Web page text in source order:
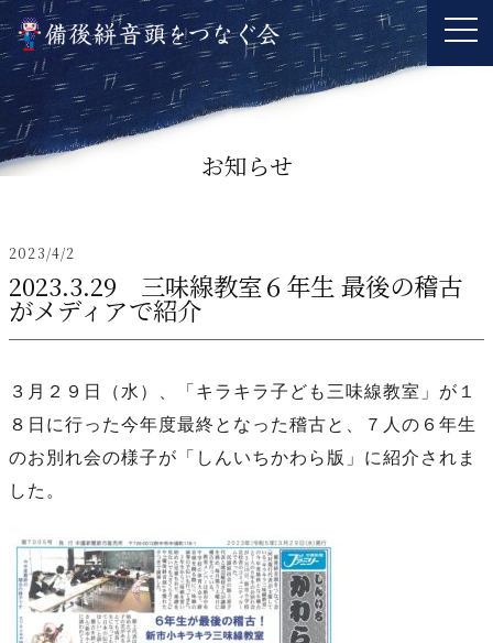
お知らせ
2023/4/2
2023.3.29 三味線教室６年生 最後の稽古
がメディアで紹介
３月２９日（水）、「キラキラ子ども三味線教室」が１
８日に行った今年度最終となった稽古と、７人の６年生
のお別れ会の様子が「しんいちかわら版」に紹介されま
した。